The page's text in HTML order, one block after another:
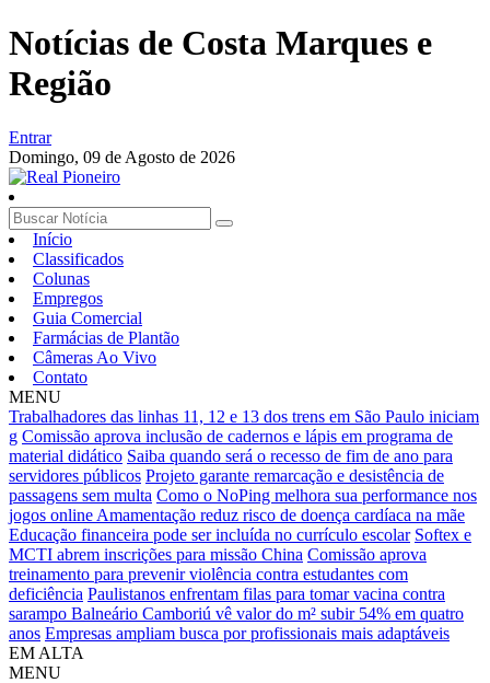
Notícias de Costa Marques e
Região
Entrar
Domingo, 09 de Agosto de 2026
Início
Classificados
Colunas
Empregos
Guia Comercial
Farmácias de Plantão
Câmeras Ao Vivo
Contato
MENU
Trabalhadores das linhas 11, 12 e 13 dos trens em São Paulo iniciam
g Comissão aprova inclusão de cadernos e lápis em programa de
material didático Saiba quando será o recesso de fim de ano para
servidores públicos Projeto garante remarcação e desistência de
passagens sem multa Como o NoPing melhora sua performance nos
jogos online Amamentação reduz risco de doença cardíaca na mãe
Educação financeira pode ser incluída no currículo escolar Softex e
MCTI abrem inscrições para missão China Comissão aprova
treinamento para prevenir violência contra estudantes com
deficiência Paulistanos enfrentam filas para tomar vacina contra
sarampo Balneário Camboriú vê valor do m² subir 54% em quatro
anos Empresas ampliam busca por profissionais mais adaptáveis
EM ALTA
MENU